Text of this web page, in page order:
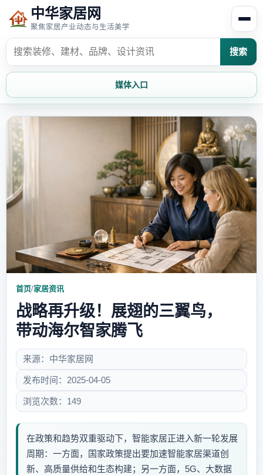
中华家居网
聚焦家居产业动态与生活美学
搜索
媒体入口
家居资讯
家居欣赏
装修设计
家居文化
家装攻略 创意家居
首页/家居资讯
战略再升级！展翅的三翼鸟，
带动海尔智家腾飞
来源：中华家居网
发布时间：2025-04-05
浏览次数：149
在政策和趋势双重驱动下，智能家居正进入新一轮发展
周期：一方面，国家政策提出要加速智能家居渠道创
新、高质量供给和生态构建；另一方面，5G、大数据